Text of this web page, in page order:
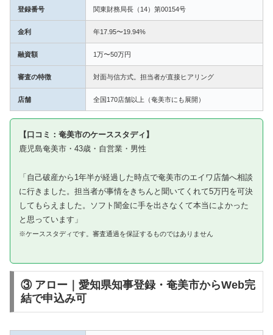
登録番号 関東財務局長（14）第00154号
金利 年17.95〜19.94%
融資額 1万〜50万円
審査の特徴 対面与信方式。担当者が直接ヒアリング
店舗 全国170店舗以上（奄美市にも展開）
【口コミ：奄美市のケーススタディ】
鹿児島奄美市・43歳・自営業・男性
「自己破産から1年半が経過した時点で奄美市のエイワ店舗へ相談
に行きました。担当者が事情をきちんと聞いてくれて5万円を可決
してもらえました。ソフト闇金に手を出さなくて本当によかった
と思っています」
※ケーススタディです。審査通過を保証するものではありません
③ アロー｜愛知県知事登録・奄美市からWeb完
結で申込み可